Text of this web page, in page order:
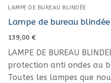
LAMPE DE BUREAU BLINDÉE
Lampe de bureau blindée
139,00 €
LAMPE DE BUREAU
protection anti ondes au
Toutes les lampes que